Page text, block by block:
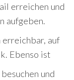
erreichen und
aufgeben.
auf
Ebenso ist
und